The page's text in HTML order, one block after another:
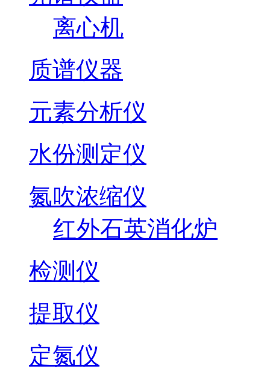
离心机
质谱仪器
元素分析仪
水份测定仪
氮吹浓缩仪
红外石英消化炉
检测仪
提取仪
定氮仪